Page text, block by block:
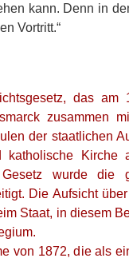
kann. Denn in
Vortritt.“
das am
zusammen
der staatlichen
katholische Kirche
wurde die
Die Aufsicht
Staat, in diesem
von 1872, die als